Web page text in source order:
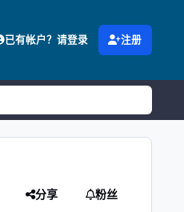
已有帐户？请登录 注册
分享 粉丝